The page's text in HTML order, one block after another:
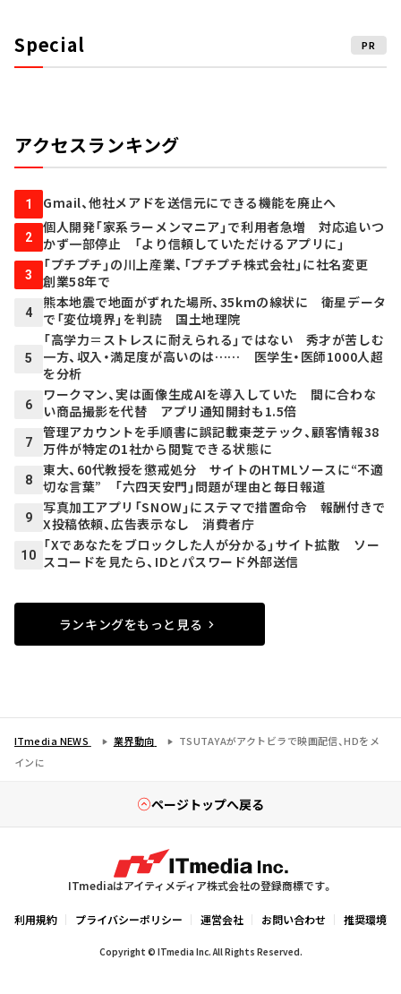
Special PR
アクセスランキング
1 Gmail、他社メアドを送信元にできる機能を廃止へ
2
個人開発「家系ラーメンマニア」で利用者急増 対応追いつ
かず一部停止 「より信頼していただけるアプリに」
3
「プチプチ」の川上産業、「プチプチ株式会社」に社名変更
創業58年で
4
熊本地震で地面がずれた場所、35kmの線状に 衛星データ
で「変位境界」を判読 国土地理院
5
「高学力＝ストレスに耐えられる」ではない 秀才が苦しむ
一方、収入・満足度が高いのは…… 医学生・医師1000人超
を分析
6
ワークマン、実は画像生成AIを導入していた 間に合わな
い商品撮影を代替 アプリ通知開封も1.5倍
7
管理アカウントを手順書に誤記載――東芝テック、顧客情報38
万件が特定の1社から閲覧できる状態に
8
東大、60代教授を懲戒処分 サイトのHTMLソースに“不適
切な言葉” 「六四天安門」問題が理由と毎日報道
9
写真加工アプリ「SNOW」にステマで措置命令 報酬付きで
X投稿依頼、広告表示なし 消費者庁
10
「Xであなたをブロックした人が分かる」サイト拡散 ソー
スコードを見たら、IDとパスワード外部送信
ランキングをもっと見る
ITmedia NEWS 業界動向
TSUTAYAがアクトビラで映画配信、HDをメ
インに
ページトップへ戻る
ITmediaはアイティメディア株式会社の登録商標です。
利用規約 プライバシーポリシー 運営会社 お問い合わせ 推奨環境
Copyright © ITmedia Inc. All Rights Reserved.